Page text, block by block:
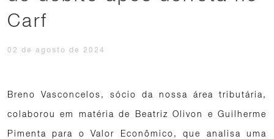
Carf
02 de agosto de 2024
Breno Vasconcelos, sócio da nossa área tributária,
colaborou em matéria de Beatriz Olivon e Guilherme
Pimenta para o Valor Econômico, que analisa uma